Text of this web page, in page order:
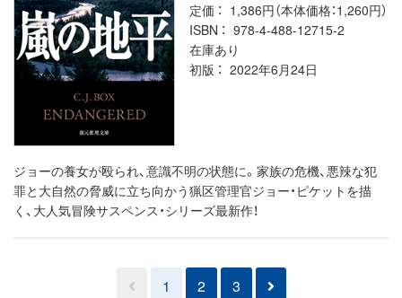
定価
1,386円（本体価格：1,260円）
ISBN
978-4-488-12715-2
在庫あり
初版
2022年6月24日
ジョーの養女が殴られ、意識不明の状態に。家族の危機、悪辣な犯
罪と大自然の脅威に立ち向かう猟区管理官ジョー・ピケットを描
く、大人気冒険サスペンス・シリーズ最新作！
1 2 3